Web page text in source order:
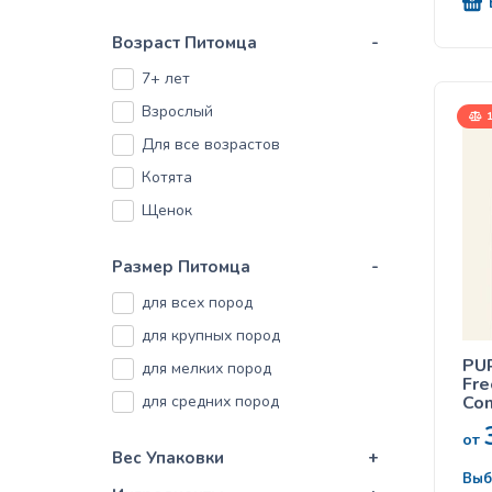
Возраст Питомца -
7+ лет
Взрослый
Для все возрастов
Котята
Щенок
Размер Питомца -
для всех пород
для крупных пород
для мелких пород
для средних пород
Вес Упаковки
+
от